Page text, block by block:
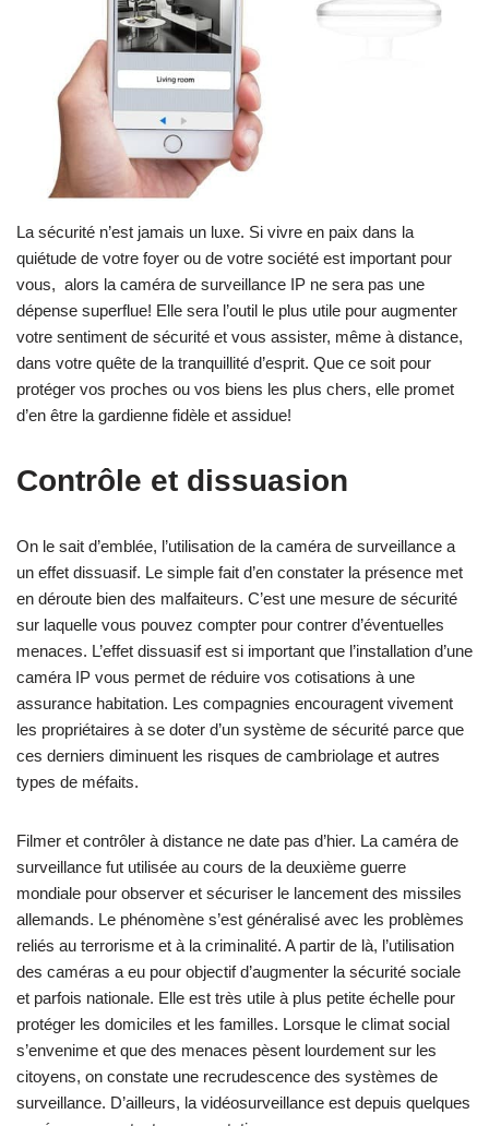
La sécurité n’est jamais un luxe. Si vivre en paix dans la
quiétude de votre foyer ou de votre société est important pour
vous, alors la caméra de surveillance IP ne sera pas une
dépense superflue! Elle sera l’outil le plus utile pour augmenter
votre sentiment de sécurité et vous assister, même à distance,
dans votre quête de la tranquillité d’esprit. Que ce soit pour
protéger vos proches ou vos biens les plus chers, elle promet
d’en être la gardienne fidèle et assidue!
Contrôle et dissuasion
On le sait d’emblée, l’utilisation de la caméra de surveillance a
un effet dissuasif. Le simple fait d’en constater la présence met
en déroute bien des malfaiteurs. C’est une mesure de sécurité
sur laquelle vous pouvez compter pour contrer d’éventuelles
menaces. L’effet dissuasif est si important que l’installation d’une
caméra IP vous permet de réduire vos cotisations à une
assurance habitation. Les compagnies encouragent vivement
les propriétaires à se doter d’un système de sécurité parce que
ces derniers diminuent les risques de cambriolage et autres
types de méfaits.
Filmer et contrôler à distance ne date pas d’hier. La caméra de
surveillance fut utilisée au cours de la deuxième guerre
mondiale pour observer et sécuriser le lancement des missiles
allemands. Le phénomène s’est généralisé avec les problèmes
reliés au terrorisme et à la criminalité. A partir de là, l’utilisation
des caméras a eu pour objectif d’augmenter la sécurité sociale
et parfois nationale. Elle est très utile à plus petite échelle pour
protéger les domiciles et les familles. Lorsque le climat social
s’envenime et que des menaces pèsent lourdement sur les
citoyens, on constate une recrudescence des systèmes de
surveillance. D’ailleurs, la vidéosurveillance est depuis quelques